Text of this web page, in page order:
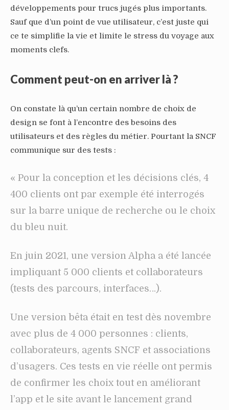
développements pour trucs jugés plus importants.
Sauf que d’un point de vue utilisateur, c’est juste qui
ce te simplifie la vie et limite le stress du voyage aux
moments clefs.
Comment peut-on en arriver là ?
On constate là qu’un certain nombre de choix de
design se font à l’encontre des besoins des
utilisateurs et des règles du métier. Pourtant la SNCF
communique sur des tests :
« Pour la conception et les décisions clés, 4
400 clients ont par exemple été interrogés
sur la barre unique de recherche ou le choix
du bleu nuit.
En juin 2021, une version Alpha a été lancée
impliquant 5 000 clients et collaborateurs
(tests des parcours, interfaces…).
Une version bêta était en test dès novembre
avec plus de 4 000 personnes : clients,
collaborateurs, agents SNCF et associations
d’usagers. Ces tests en vie réelle ont permis
de confirmer les choix tout en améliorant
l’app et le site avant le lancement grand